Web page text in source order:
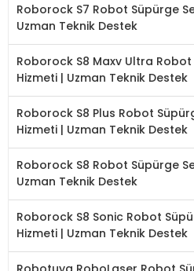
Roborock S7 Robot Süpürge
Uzman Teknik Destek
Roborock S8 Maxv Ultra Robot
Hizmeti | Uzman Teknik Destek
Roborock S8 Plus Robot
Hizmeti | Uzman Teknik Destek
Roborock S8 Robot Süpürge
Uzman Teknik Destek
Roborock S8 Sonic Robot
Hizmeti | Uzman Teknik Destek